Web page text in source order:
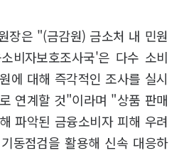
장은 "(금감원) 금소처 내 민원
비자보호조사국'은 다수 소비
에 대해 즉각적인 조사를 실시
연계할 것"이라며 "상품 판매
파악된 금융소비자 피해 우려
동점검을 활용해 신속 대응하